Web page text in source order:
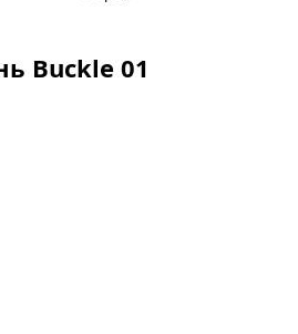
Buckle 01